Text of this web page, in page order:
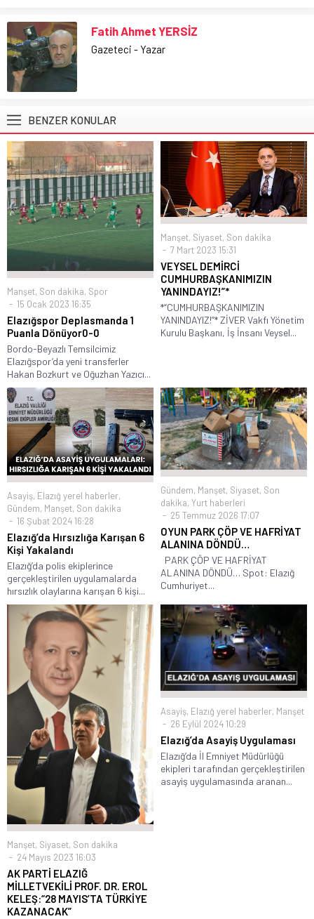
Fatih Ahmet YERSİZ
Gazeteci - Yazar
BENZER KONULAR
Manşet, Son dakika, Spor
15 Ocak 2023 16:35
Elazığspor Deplasmanda 1
Puanla Dönüyor0-0
Bordo-Beyazlı Temsilcimiz
Elazığspor’da yeni transferler
Hakan Bozkurt ve Oğuzhan Yazıcı...
Manşet, Siyaset, Son dakika
7 Mart 2023 15:31
VEYSEL DEMİRCİ
CUMHURBAŞKANIMIZIN
YANINDAYIZ!”*
*“CUMHURBAŞKANIMIZIN
YANINDAYIZ!”* ZİVER Vakfı Yönetim
Kurulu Başkanı, İş İnsanı Veysel...
Asayiş, Elazığ yerel haberler,
Gündem, Manşet, Son dakika
16 Şubat 2024 16:28
Elazığ’da Hırsızlığa Karışan 6
Kişi Yakalandı
Elazığ’da polis ekiplerince
gerçekleştirilen uygulamalarda
hırsızlık olaylarına karışan 6 kişi...
Gündem, Manşet, Siyaset, Son
dakika, Yurt haberleri
25 Temmuz 2026 17:07
OYUN PARK ÇÖP VE HAFRİYAT
ALANINA DÖNDÜ…
PARK ÇÖP VE HAFRİYAT
ALANINA DÖNDÜ… Spot: Elazığ
Cumhuriyet...
Manşet, Siyaset, Son dakika
24 Mayıs 2023 16:03
AK PARTİ ELAZIĞ
MİLLETVEKİLİ PROF. DR. EROL
KELEŞ:“28 MAYIS’TA TÜRKİYE
KAZANACAK”
Asayiş, Elazığ yerel haberler, Manşet
26 Eylül 2024 10:29
Elazığ’da Asayiş Uygulaması
Elazığ’da İl Emniyet Müdürlüğü
ekipleri tarafından gerçekleştirilen
asayiş uygulamasında aranan...